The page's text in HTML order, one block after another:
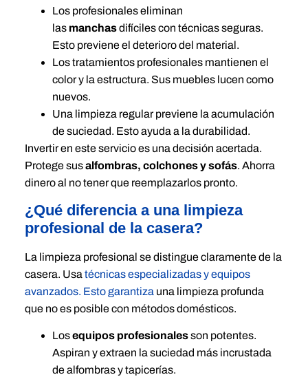
Los profesionales eliminan
las manchasdifíciles con técnicas seguras.
Esto previene el deterioro del material.
Los tratamientos profesionales mantienen el
color y la estructura. Sus muebles lucen como
nuevos.
Una limpieza regular previene la acumulación
de suciedad. Esto ayuda a la durabilidad.
Invertir en este servicio es una decisión acertada.
Protege susalfombras, colchones y sofás. Ahorra
dinero al no tener que reemplazarlos pronto.
¿Qué diferencia a una limpieza
profesional de la casera?
La limpieza profesional se distingue claramente de la
casera. Usa técnicas especializadas y equipos
avanzados. Esto garantiza una limpieza profunda
que no es posible con métodos domésticos.
Losequipos profesionalesson potentes.
Aspiran y extraen la suciedad más incrustada
de alfombras y tapicerías.